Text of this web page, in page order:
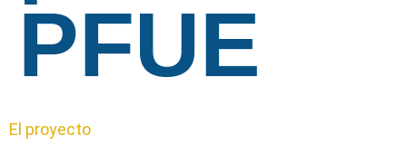
PFUE
El proyecto